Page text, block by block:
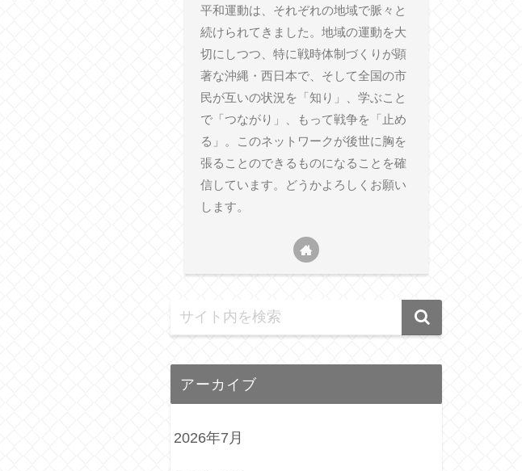
平和運動は、それぞれの地域で脈々と
続けられてきました。地域の運動を大
切にしつつ、特に戦時体制づくりが顕
著な沖縄・西日本で、そして全国の市
民が互いの状況を「知り」、学ぶこと
で「つながり」、もって戦争を「止め
る」。このネットワークが後世に胸を
張ることのできるものになることを確
信しています。どうかよろしくお願い
します。
アーカイブ
2026年7月